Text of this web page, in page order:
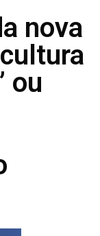
nova
ou